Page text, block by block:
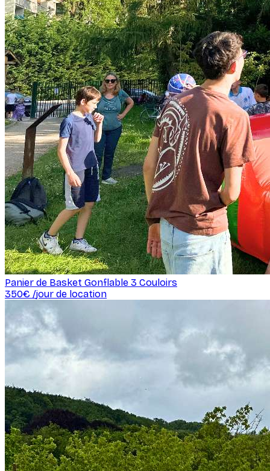
Panier de Basket Gonflable 3 Couloirs
350€ /jour de location